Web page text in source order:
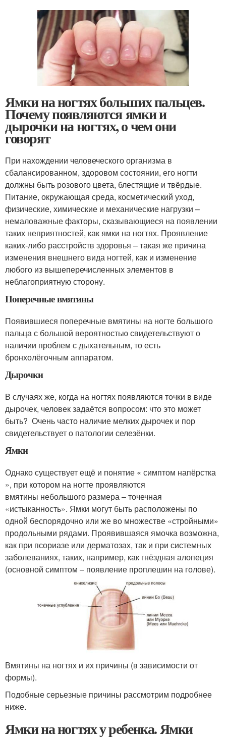
Ямки на ногтях больших пальцев.
Почему появляются ямки и
дырочки на ногтях, о чем они
говорят
При нахождении человеческого организма в
сбалансированном, здоровом состоянии, его ногти
должны быть розового цвета, блестящие и твёрдые.
Питание, окружающая среда, косметический уход,
физические, химические и механические нагрузки –
немаловажные факторы, сказывающиеся на появлении
таких неприятностей, как ямки на ногтях. Проявление
каких-либо расстройств здоровья – такая же причина
изменения внешнего вида ногтей, как и изменение
любого из вышеперечисленных элементов в
неблагоприятную сторону.
Поперечные вмятины
Появившиеся поперечные вмятины на ногте большого
пальца с большой вероятностью свидетельствуют о
наличии проблем с дыхательным, то есть
бронхолёгочным аппаратом.
Дырочки
В случаях же, когда на ногтях появляются точки в виде
дырочек, человек задаётся вопросом: что это может
быть? Очень часто наличие мелких дырочек и пор
свидетельствует о патологии селезёнки.
Ямки
Однако существует ещё и понятие « симптом напёрстка
», при котором на ногте проявляются
вмятины небольшого размера – точечная
«истыканность». Ямки могут быть расположены по
одной беспорядочно или же во множестве «стройными»
продольными рядами. Проявившаяся ямочка возможна,
как при псориазе или дерматозах, так и при системных
заболеваниях, таких, например, как гнёздная алопеция
(основной симптом – появление проплешин на голове).
Вмятины на ногтях и их причины (в зависимости от
формы).
Подобные серьезные причины рассмотрим подробнее
ниже.
Ямки на ногтях у ребенка. Ямки